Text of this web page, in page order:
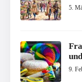
5.
9.